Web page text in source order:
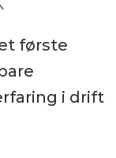
første
i drift